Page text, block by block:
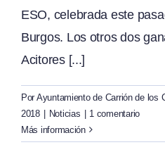
ESO, celebrada este
Burgos. Los otros dos
Acitores [...]
Por Ayuntamiento de Carrión de los
2018
Noticias
1 comentario
Más información